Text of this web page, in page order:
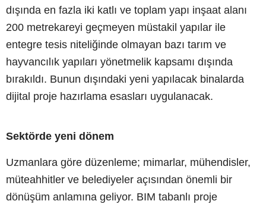
dışında en fazla iki katlı ve toplam yapı inşaat alanı
200 metrekareyi geçmeyen müstakil yapılar ile
entegre tesis niteliğinde olmayan bazı tarım ve
hayvancılık yapıları yönetmelik kapsamı dışında
bırakıldı. Bunun dışındaki yeni yapılacak binalarda
dijital proje hazırlama esasları uygulanacak.
Sektörde yeni dönem
Uzmanlara göre düzenleme; mimarlar, mühendisler,
müteahhitler ve belediyeler açısından önemli bir
dönüşüm anlamına geliyor. BIM tabanlı proje